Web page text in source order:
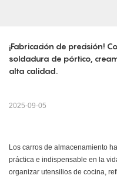
¡Fabricación de precisión!
soldadura de pórtico,
alta calidad.
2025-09-05
Los carros de almacenamiento
práctica e indispensable en la
organizar utensilios de cocina,